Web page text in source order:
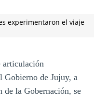
experimentaron el viaje
articulación
Gobierno de Jujuy, a
de la Gobernación, se